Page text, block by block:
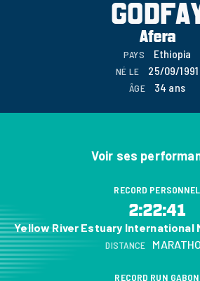
Afera
PAYS Ethiopia
NÉ LE 25/09/1991
ÂGE 34 ans
Voir ses
RECORD PERSONNEL
2:22:41
Yellow River Estuary International
DISTANCE
RECORD RUN GABON